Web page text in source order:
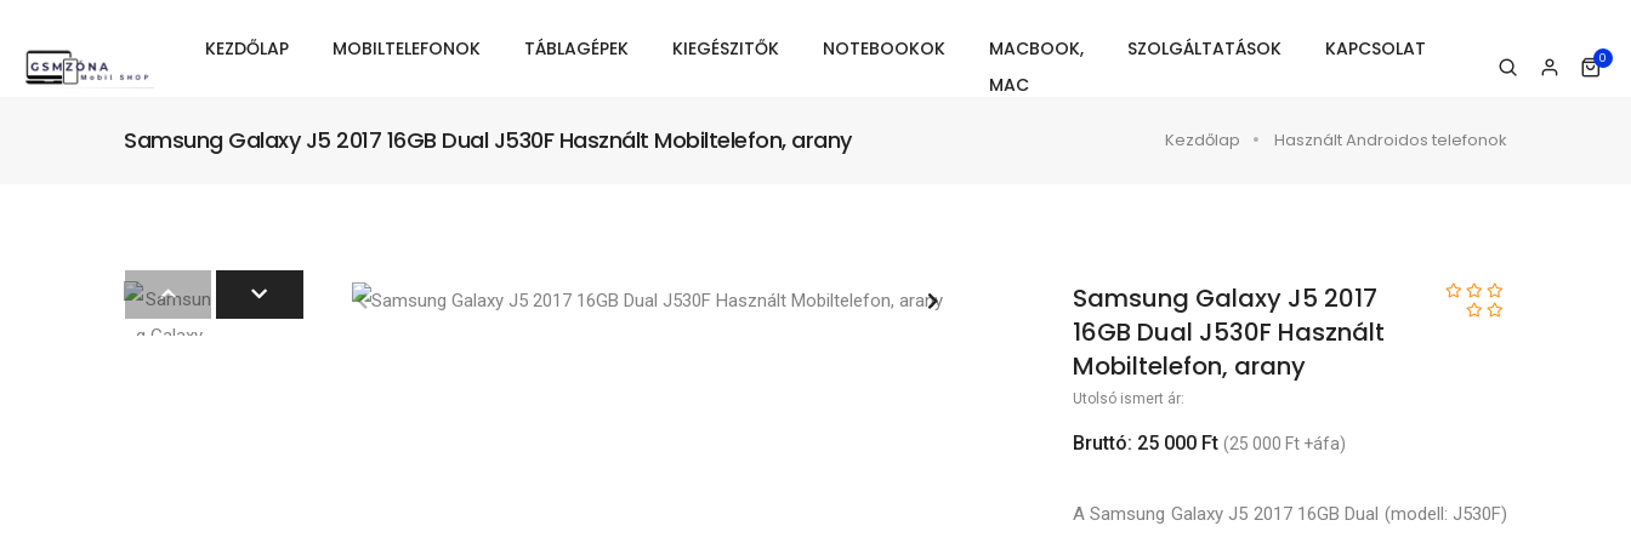
KEZDŐLAP MOBILTELEFONOK TÁBLAGÉPEK KIEGÉSZITŐK NOTEBOOKOK
MACBOOK,
MAC
SZOLGÁLTATÁSOK KAPCSOLAT 0
Samsung Galaxy J5 2017 16GB Dual J530F Használt Mobiltelefon, arany Kezdőlap Használt Androidos telefonok
Samsung Galaxy J5 2017
16GB Dual J530F Használt
Mobiltelefon, arany
Utolsó ismert ár:
Bruttó: 25 000 Ft (25 000 Ft +áfa)
A Samsung Galaxy J5 2017 16GB Dual (modell: J530F)